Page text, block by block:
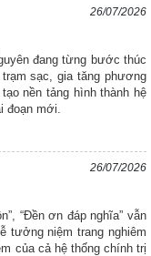
26/07/2026
đang từng bước thúc
sạc, gia tăng phương
nền tảng hình thành hệ
đoạn mới.
26/07/2026
“Đền ơn đáp nghĩa” vẫn
tưởng niệm trang nghiêm
của cả hệ thống chính trị